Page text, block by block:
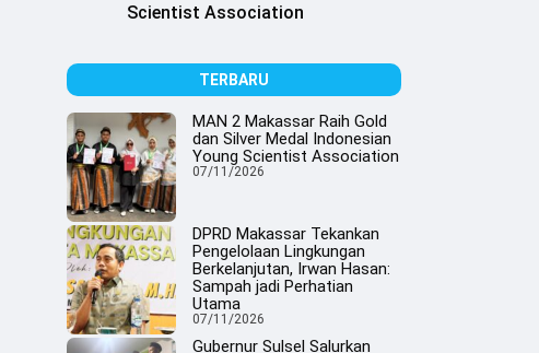
Scientist Association
TERBARU
MAN 2 Makassar Raih Gold
dan Silver Medal Indonesian
Young Scientist Association
07/11/2026
DPRD Makassar Tekankan
Pengelolaan Lingkungan
Berkelanjutan, Irwan Hasan:
Sampah jadi Perhatian
Utama
07/11/2026
Gubernur Sulsel Salurkan